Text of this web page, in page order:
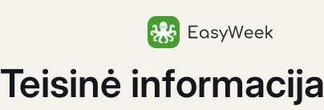
Teisinė informacija